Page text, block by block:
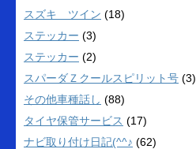
スズキ ツイン (18)
ステッカー (3)
ステッカー (2)
スパーダＺクールスピリット号 (3)
その他車種話し (88)
タイヤ保管サービス (17)
ナビ取り付け日記(^^♪ (62)